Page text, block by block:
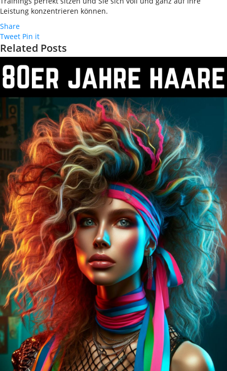
Leistung konzentrieren können.
Share
Tweet Pin it
Related Posts